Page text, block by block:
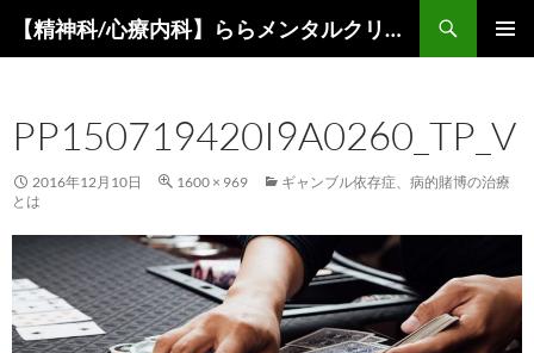
ツ
へ
ス
キ
ッ
【精神科/心療内科】ららメンタルクリニック
PP150719420I9A0260_TP_V
2016年12月10日 1600 × 969
ギャンブル依存症、病的賭博の治療
とは